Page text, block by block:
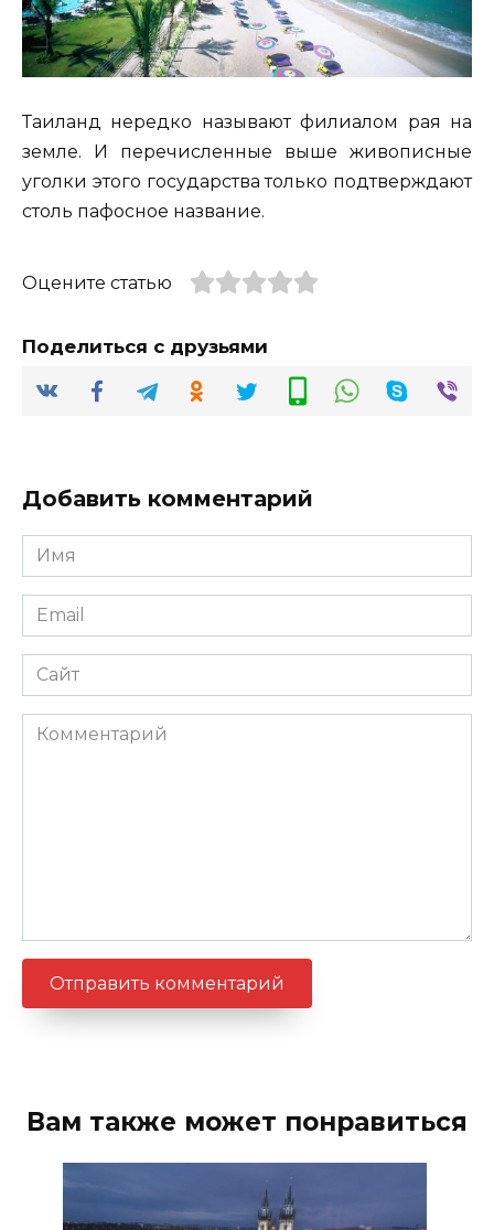
Таиланд нередко называют филиалом рая на
земле. И перечисленные выше живописные
уголки этого государства только подтверждают
столь пафосное название.
Оцените статью
Поделиться с друзьями
Добавить комментарий
Имя
*
Email
*
Сайт
Комментарий
Вам также может понравиться